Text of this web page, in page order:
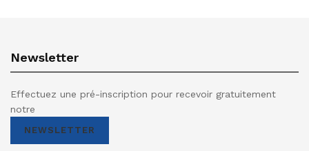
Newsletter
Effectuez une pré-inscription pour recevoir gratuitement
notre
NEWSLETTER